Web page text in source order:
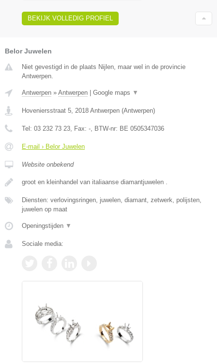
BEKIJK VOLLEDIG PROFIEL
Belor Juwelen
Niet gevestigd in de plaats Nijlen, maar wel in de provincie
Antwerpen.
Antwerpen » Antwerpen Google maps ▼
Hoveniersstraat 5, 2018 Antwerpen (Antwerpen)
Tel: 03 232 73 23, Fax: -, BTW-nr: BE 0505347036
E-mail › Belor Juwelen
Website onbekend
groot en kleinhandel van italiaanse diamantjuwelen .
Diensten: verlovingsringen, juwelen, diamant, zetwerk, polijsten,
juwelen op maat
Openingstijden ▼
Sociale media: